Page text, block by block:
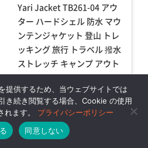
Yari Jacket TB261-04 アウ
ター ハードシェル 防水 マウ
ンテンジャケット 登山 トレ
ッキング 旅行 トラベル 撥水
ストレッチ キャンプ アウト
ドア
created byRinker
¥28,490 (2026/08/05 18:25:09時
点 楽天市場調べ-
詳細)
Amazon
提供するため、当ウェブサイトでは
き続き閲覧する場合、Cookie の使用
れます。 プライバシーポリシー
同意しない